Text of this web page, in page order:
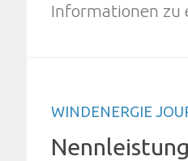
Informationen zu
WINDENERGIE